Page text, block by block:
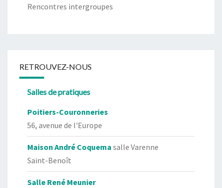
Rencontres intergroupes
RETROUVEZ-NOUS
Salles de pratiques
Poitiers-Couronneries
56, avenue de l'Europe
Maison André Coquema salle Varenne
Saint-Benoît
Salle René Meunier